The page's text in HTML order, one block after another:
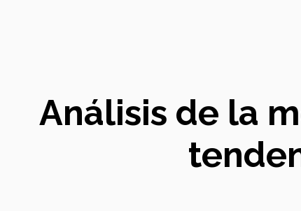
Análisis de la